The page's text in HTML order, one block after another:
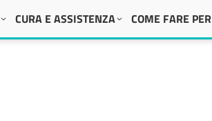
CURA E ASSISTENZA COME FARE PER